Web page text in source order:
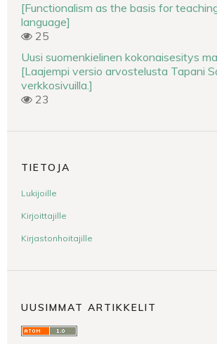
[Functionalism as the basis for
language]
25
Uusi suomenkielinen kokonaisesitys
[Laajempi versio arvostelusta Tapani
verkkosivuilla.]
23
TIETOJA
Lukijoille
Kirjoittajille
Kirjastonhoitajille
UUSIMMAT ARTIKKELIT